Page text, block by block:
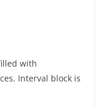
with
Interval block is